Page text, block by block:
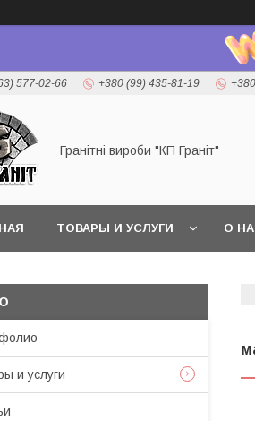
577-02-66 +380 (99) 435-81-19
Гранітні вироби "КП Граніт"
ТОВАРЫ И УСЛУГИ О
и услуги